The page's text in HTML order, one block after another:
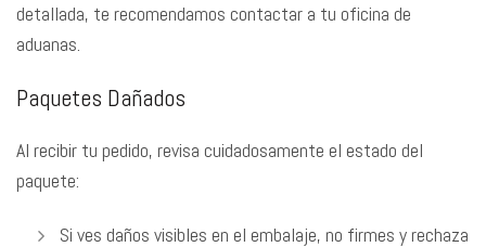
detallada, te recomendamos contactar a tu oficina de
aduanas.
Paquetes Dañados
Al recibir tu pedido, revisa cuidadosamente el estado del
paquete:
Si ves daños visibles en el embalaje, no firmes y rechaza